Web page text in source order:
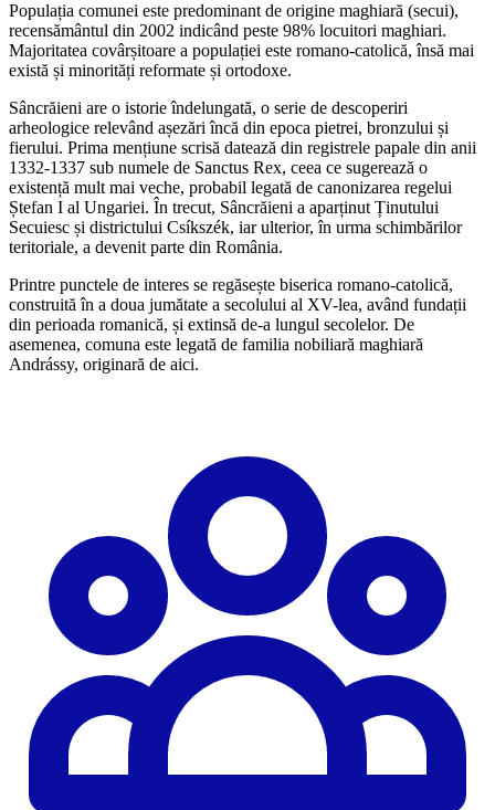
Populația comunei este predominant de origine maghiară (secui),
recensământul din 2002 indicând peste 98% locuitori maghiari.
Majoritatea covârșitoare a populației este romano-catolică, însă mai
există și minorități reformate și ortodoxe.
Sâncrăieni are o istorie îndelungată, o serie de descoperiri
arheologice relevând așezări încă din epoca pietrei, bronzului și
fierului. Prima mențiune scrisă datează din registrele papale din anii
1332-1337 sub numele de Sanctus Rex, ceea ce sugerează o
existență mult mai veche, probabil legată de canonizarea regelui
Ștefan I al Ungariei. În trecut, Sâncrăieni a aparținut Ținutului
Secuiesc și districtului Csíkszék, iar ulterior, în urma schimbărilor
teritoriale, a devenit parte din România.
Printre punctele de interes se regăsește biserica romano-catolică,
construită în a doua jumătate a secolului al XV-lea, având fundații
din perioada romanică, și extinsă de-a lungul secolelor. De
asemenea, comuna este legată de familia nobiliară maghiară
Andrássy, originară de aici.